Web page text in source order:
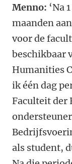
Menno: ‘Na
maanden
voor de
beschikbaar
Humanities
ik één dag
Faculteit der
als student,